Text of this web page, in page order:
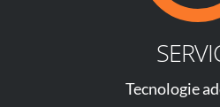
Tecnologie